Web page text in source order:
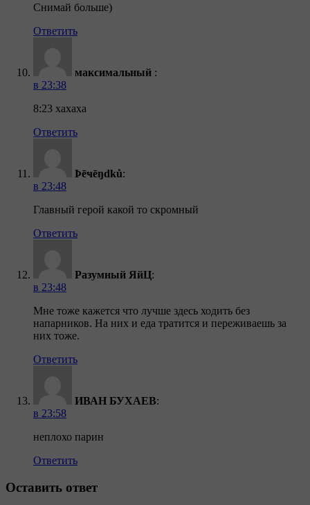
Снимай больше)
Ответить
максимальный :
в 23:38
8:23 хахаха
Ответить
Þēҹēŋԁků:
в 23:48
Главный герой какой то скромный
Ответить
Разумный ЯйЦ:
в 23:48
Мне тоже кажется что лучше здесь ходить без
напарников. На них и еда тратится и переживаешь за
них тоже.
Ответить
ИВАН БУХАЕВ:
в 23:58
неплохо парин
Ответить
Оставить ответ